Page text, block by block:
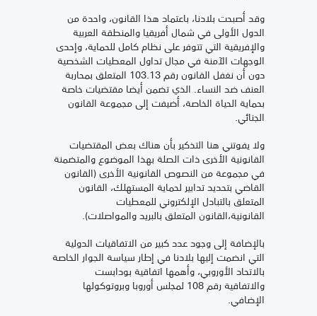
وقد أصبحت بلادنا، باعتماد هذا القانون، واحدة من
الدول الأولى في شمال أفريقيا والمنطقة العربية
والإفريقية التي تتوفر على نظام كامل للحماية، وإحدى
الوجهات الآمنة في مجال تداول المعطيات الشخصية
دون أن نغفل القانون رقم 103.13 المتعلق بمحاربة
العنف ضد النساء. الذي تضمن أيضا مقتضيات خاصة
بحماية الحياة الخاصة، أضيفت إلى مجموعة القانون
الجنائي.
ولا يفوتني هنا التذكير بأن هناك بعض المقتضيات
القانونية الأخرى ذات الصلة بهذا الموضوع والمتضمنة
في مجموعة من النصوص القانونية الأخرى (القانون
القاضي بتحديد تدابير لحماية المستهلك، القانون
المتعلق بالتبادل الإلكتروني للمعطيات
القانونية،القانون المتعلق بالبريد والمواصلات).
بالإضافة إلى وجود عدد كبير من الاتفاقيات الدولية
التي انضمت إليها بلادنا في إطار سياسة الجوار الخاصة
بالاتحاد الأوروبي، وأهمها اتفاقية بودابست
والاتفاقية رقم 108 لمجلس أوروبا وبروتوكولها
الإضافي.